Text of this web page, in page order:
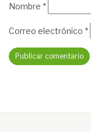
Nombre *
Correo electrónico *